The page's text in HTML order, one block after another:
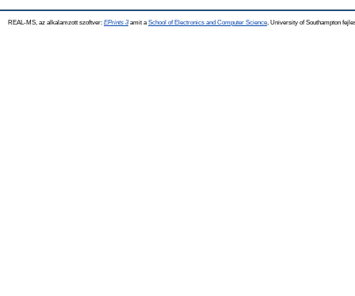
REAL-MS, az alkalamzott szoftver: EPrints 3amit a School of Electronics and Computer Science , University of Southampton